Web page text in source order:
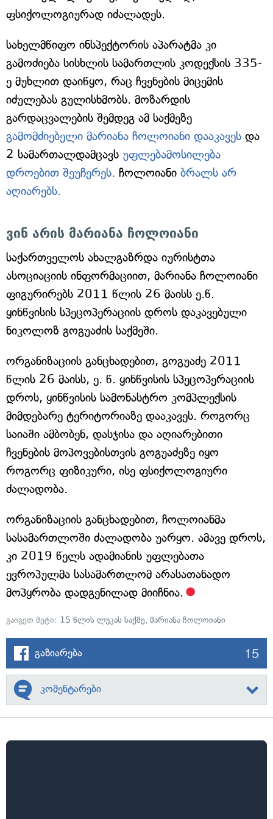
ფსიქოლოგიურად იძალადეს.
სახელმწიფო ინსპექტორის აპარატმა კი
გამოძიება სისხლის სამართლის კოდექსის 335-
ე მუხლით დაიწყო, რაც ჩვენების მიცემის
იძულებას გულისხმობს. მოზარდის
გარდაცვალების შემდეგ ამ საქმეზე
გამომძიებელი მარიანა ჩოლოიანი დააკავეს და
2 სამართალდამცავს უფლებამოსილება
დროებით შეუჩერეს. ჩოლოიანი ბრალს არ
აღიარებს.
ვინ არის მარიანა ჩოლოიანი
საქართველოს ახალგაზრდა იურისტთა
ასოციაციის ინფორმაციით, მარიანა ჩოლოიანი
ფიგურირებს 2011 წლის 26 მაისს ე.წ.
ყინწვისის სპეცოპერაციის დროს დაკავებული
ნიკოლოზ გოგუაძის საქმეში.
ორგანიზაციის განცხადებით, გოგუაძე 2011
წლის 26 მაისს, ე. წ. ყინწვისის სპეცოპერაციის
დროს, ყინწვისის სამონასტრო კომპლექსის
მიმდებარე ტერიტორიაზე დააკავეს. როგორც
საიაში ამბობენ, დასჯისა და აღიარებითი
ჩვენების მოპოვებისთვის გოგუაძეზე იყო
როგორც ფიზიკური, ისე ფსიქოლოგიური
ძალადობა.
ორგანიზაციის განცხადებით, ჩოლოიანმა
სასამართლოში ძალადობა უარყო. ამავე დროს,
კი 2019 წელს ადამიანის უფლებათა
ევროპულმა სასამართლომ არასათანადო
მოპყრობა დადგენილად მიიჩნია.
გაიგეთ მეტი: 15 წლის ლუკას საქმე, მარიანა ჩოლოიანი
გაზიარება 15
კომენტარები